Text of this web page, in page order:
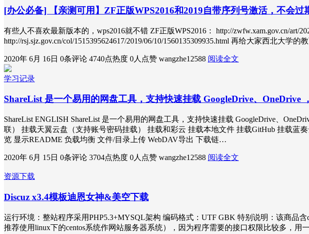
[办公必备] 【亲测可用】ZF正版WPS2016和2019自带序列号激活，不会过
有些人不喜欢最新版本的，wps2016就不错 ZF正版WPS2016： http://zwfw.xam.gov.cn/art/
http://rsj.sjz.gov.cn/col/1515395624617/2019/06/10/1560135309935.html 再给大家西北大
2020年 6月 16日 0条评论 4740点热度 0人点赞 wangzhe12588 阅读全文
学习记录
ShareList 是一个易用的网盘工具，支持快速挂载 GoogleDrive、OneDrive
ShareList ENGLISH ShareList 是一个易用的网盘工具，支持快速挂载 GoogleDrive、
联） 挂载天翼云盘（支持账号密码挂载） 挂载和彩云 挂载本地文件 挂载GitHub 挂载蓝
览 显示README 负载均衡 文件/目录上传 WebDAV导出 下载链…
2020年 6月 15日 0条评论 3704点热度 0人点赞 wangzhe12588 阅读全文
资源下载
Discuz x3.4模板迪恩女神&美空下载
运行环境：整站程序采用PHP5.3+MYSQL架构 编码格式：UTF GBK 特别说明：该商品
推荐使用linux下的centos系统作网站服务器系统），因为程序需要的接口权限比较多，